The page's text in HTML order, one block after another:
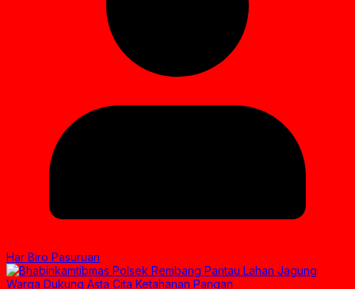
Har Biro Pasuruan